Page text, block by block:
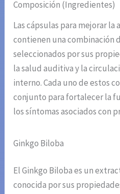
Composición (Ingredientes)
Las cápsulas para mejorar la
contienen una combinación
seleccionados por sus
la salud auditiva y la
interno. Cada uno de estos
conjunto para fortalecer la
los síntomas asociados con
Ginkgo Biloba
El Ginkgo Biloba es un
conocida por sus